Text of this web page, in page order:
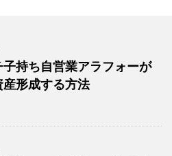
子持ち自営業アラフォーが
産形成する方法